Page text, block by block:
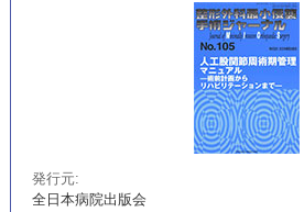
発行元
全日本病院出版会